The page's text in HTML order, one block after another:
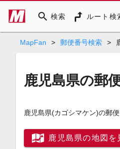
search 検索 ルート検
MapFan > 郵便番号検索 >
鹿児島県の郵
鹿児島県(カゴシマケン)の郵
鹿児島県の地図を